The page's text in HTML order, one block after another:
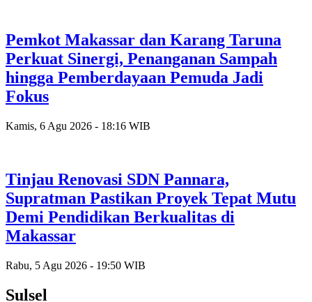
Pemkot Makassar dan Karang Taruna
Perkuat Sinergi, Penanganan Sampah
hingga Pemberdayaan Pemuda Jadi
Fokus
Kamis, 6 Agu 2026 - 18:16 WIB
Tinjau Renovasi SDN Pannara,
Supratman Pastikan Proyek Tepat Mutu
Demi Pendidikan Berkualitas di
Makassar
Rabu, 5 Agu 2026 - 19:50 WIB
Sulsel